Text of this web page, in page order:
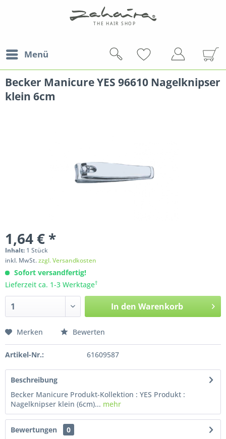
Menü
Becker Manicure YES 96610 Nagelknipser
klein 6cm
1,64 € *
Inhalt: 1 Stück
inkl. MwSt.zzgl. Versandkosten
Sofort versandfertig!
Lieferzeit ca. 1-3 Werktage†
In den Warenkorb
Merken Bewerten
Artikel-Nr.: 61609587
Beschreibung
Becker Manicure Produkt-Kollektion : YES Produkt :
Nagelknipser klein (6cm)... mehr
Bewertungen
0